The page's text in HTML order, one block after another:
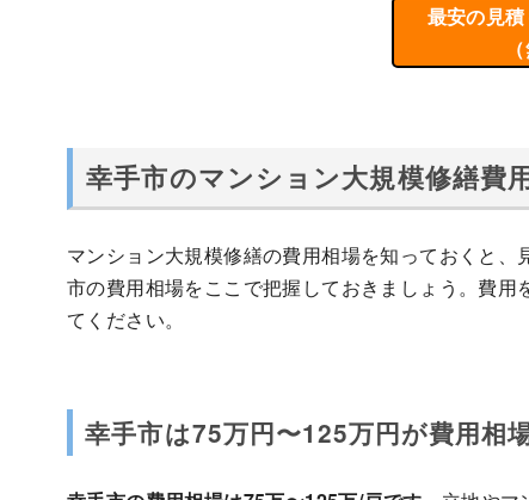
最安の見
幸手市のマンション大規模修繕費
マンション大規模修繕の費用相場を知っておくと
市の費用相場をここで把握しておきましょう。費
てください。
幸手市は75万円〜125万円が費用相